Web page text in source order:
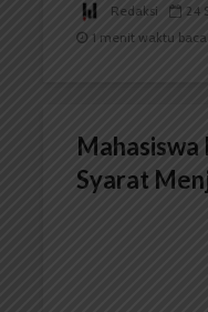
Redaksi
24
1 menit waktu baca
Mahasiswa
Syarat